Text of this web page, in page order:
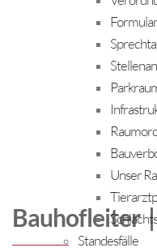
Unser
Standesfälle
Bauhofleiter